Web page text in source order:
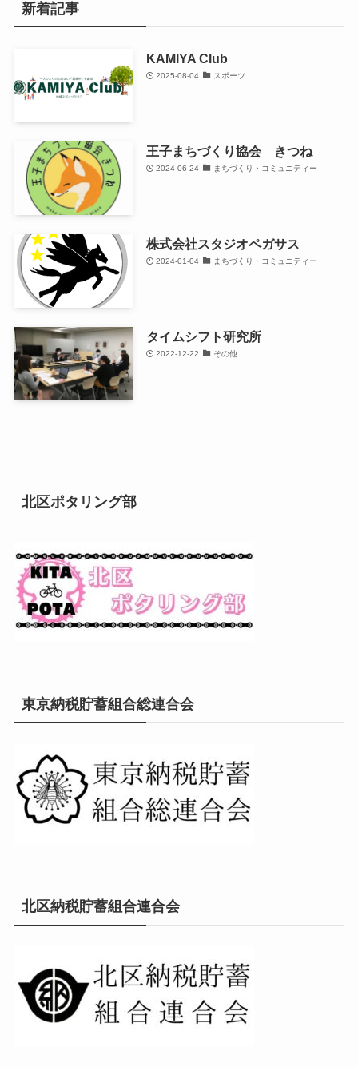
新着記事
KAMIYA Club
2025-08-04 スポーツ
王子まちづくり協会 きつね
2024-06-24 まちづくり・コミュニティー
株式会社スタジオペガサス
2024-01-04 まちづくり・コミュニティー
タイムシフト研究所
2022-12-22 その他
北区ポタリング部
東京納税貯蓄組合総連合会
北区納税貯蓄組合連合会